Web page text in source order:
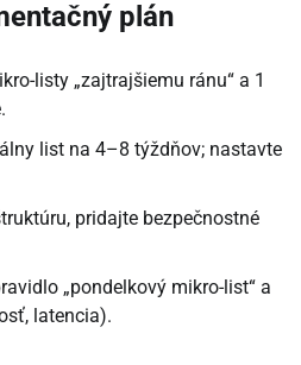
plán
listy „zajtrajšiemu ránu“ a 1
list na 4–8 týždňov; nastavte
pridajte bezpečnostné
„pondelkový mikro-list“ a
latencia).